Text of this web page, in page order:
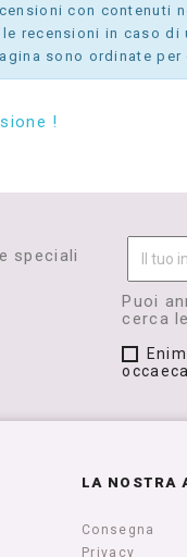
con
recensioni in caso
sono ordinate
!
speciali
Puoi
cerca
LA NOSTRA
Consegna
Privacy